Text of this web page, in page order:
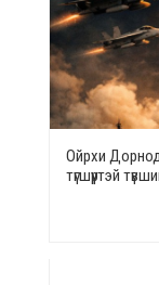
Ойрхи
түгшүүртэй